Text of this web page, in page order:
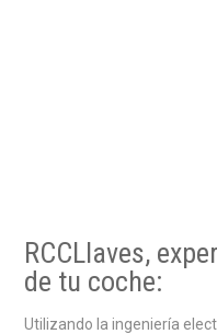
RCCLlaves,
de tu coche:
Utilizando la ingeniería